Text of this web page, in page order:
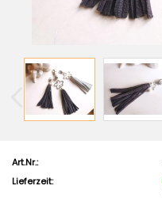
Art.Nr.:
Lieferzeit: